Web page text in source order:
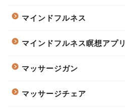
マインドフルネス
マインドフルネス瞑想アプリ
マッサージガン
マッサージチェア